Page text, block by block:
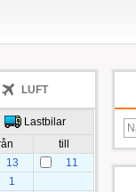
LUFT
Lastbilar
till
13
11
1